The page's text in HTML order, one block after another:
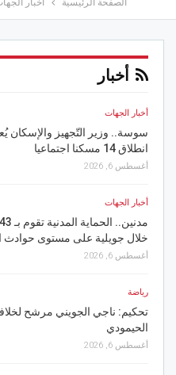
الصفحة الرئيسية أخبار
أخبار
أخبار الجهات
سوسة.. وزير التّجهيز والإسكان
انطلاق 14 مسكنا اجتماعيا
أغسطس 6, 2026
أخبار الجهات
خلال جويلية على مستوى حوادث
أغسطس 6, 2026
رياضة
تحكيم: ناجي الجويني مرشح
الحيمودي
أغسطس 6, 2026